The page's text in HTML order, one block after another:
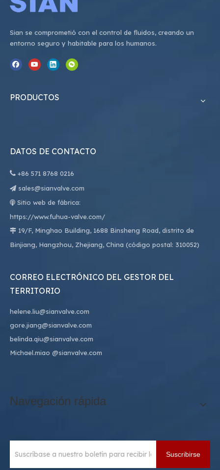
Sian se comprometió con el control de fluidos, creando un
entorno seguro y habitable para los humanos.
PRODUCTOS
DATOS DE CONTACTO
 +86 571 8768 0216
 sales@sianvalve.com
 Sitio web de fábrica:
https://www.fuhua-valve.com/
 19/F, Minghao Building, 1688 Binsheng Road, distrito de
Binjiang, Hangzhou, Zhejiang, China (código postal: 310052)
CORREO ELECTRÓNICO DEL GESTOR DEL
TERRITORIO
helene.liu@sianvalve.com
gore.jiang@sianvalve.com
belinda.qiu@sianvalve.com
Michael.miao @sianvalve.com
Navegación rápida
Suscribirse